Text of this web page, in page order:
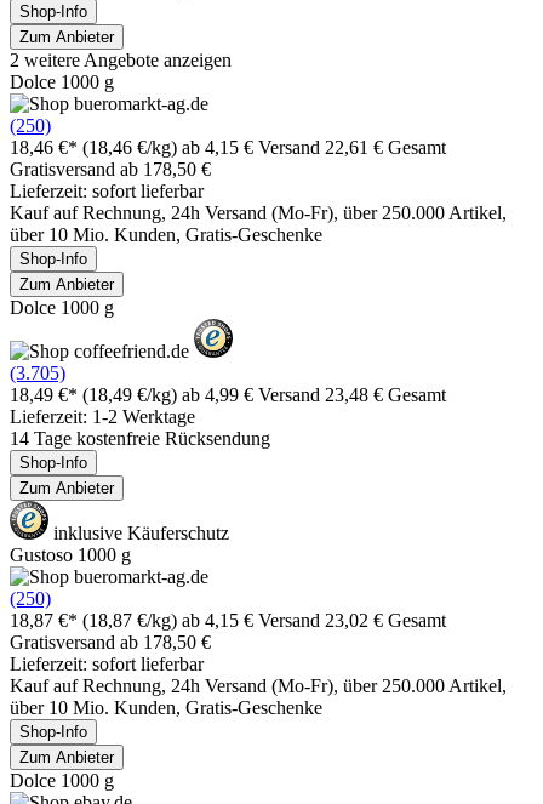
Shop-Info
Zum Anbieter
2 weitere Angebote anzeigen
Dolce 1000 g
(250)
18,46 €* (18,46 €/kg) ab 4,15 € Versand 22,61 € Gesamt
Gratisversand ab 178,50 €
Lieferzeit: sofort lieferbar
Kauf auf Rechnung, 24h Versand (Mo-Fr), über 250.000 Artikel,
über 10 Mio. Kunden, Gratis-Geschenke
Shop-Info
Zum Anbieter
Dolce 1000 g
(3.705)
18,49 €* (18,49 €/kg) ab 4,99 € Versand 23,48 € Gesamt
Lieferzeit: 1-2 Werktage
14 Tage kostenfreie Rücksendung
Shop-Info
Zum Anbieter
inklusive Käuferschutz
Gustoso 1000 g
(250)
18,87 €* (18,87 €/kg) ab 4,15 € Versand 23,02 € Gesamt
Gratisversand ab 178,50 €
Lieferzeit: sofort lieferbar
Kauf auf Rechnung, 24h Versand (Mo-Fr), über 250.000 Artikel,
über 10 Mio. Kunden, Gratis-Geschenke
Shop-Info
Zum Anbieter
Dolce 1000 g